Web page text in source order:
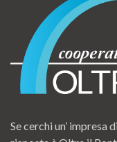
Se cerchi un’ impresa